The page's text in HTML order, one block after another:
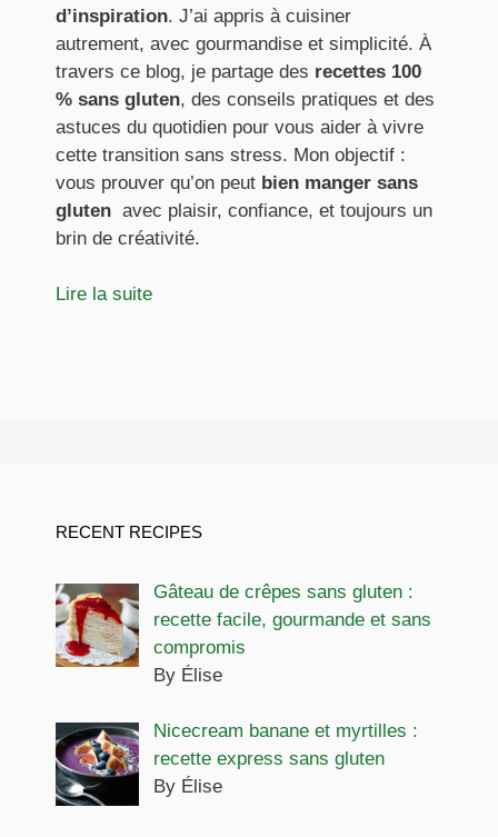
d’inspiration. J’ai appris à cuisiner
autrement, avec gourmandise et simplicité. À
travers ce blog, je partage des recettes 100
% sans gluten, des conseils pratiques et des
astuces du quotidien pour vous aider à vivre
cette transition sans stress. Mon objectif :
vous prouver qu’on peut bien manger sans
gluten avec plaisir, confiance, et toujours un
brin de créativité.
Lire la suite
RECENT RECIPES
Gâteau de crêpes sans gluten :
recette facile, gourmande et sans
compromis
By Élise
Nicecream banane et myrtilles :
recette express sans gluten
By Élise